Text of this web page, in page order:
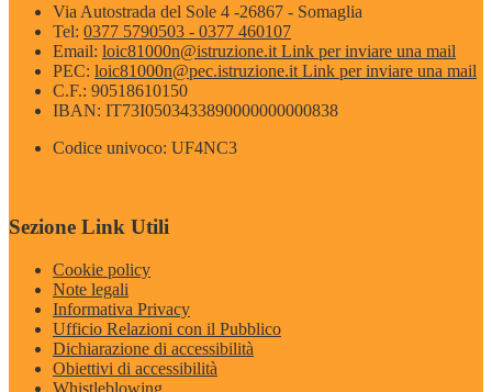
Via Autostrada del Sole 4 -26867 - Somaglia
Tel: 0377 5790503 - 0377 460107
Email: loic81000n@istruzione.it Link per inviare una mail
PEC: loic81000n@pec.istruzione.it Link per inviare una mail
C.F.: 90518610150
IBAN: IT73I0503433890000000000838
Codice univoco: UF4NC3
Sezione Link Utili
Cookie policy
Note legali
Informativa Privacy
Ufficio Relazioni con il Pubblico
Dichiarazione di accessibilità
Obiettivi di accessibilità
Whistleblowing